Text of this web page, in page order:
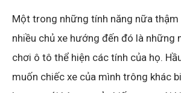
Một trong những tính năng nữa thậm
nhiều chủ xe hướng đến đó là những
chơi ô tô thể hiện các tính của họ.
muốn chiếc xe của mình trông khác